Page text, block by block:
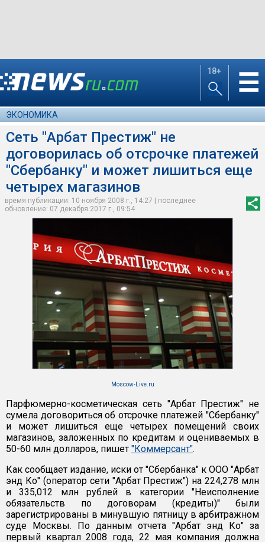
18+ ☰
ЭКОНОМИКА
Сеть "Арбат Престиж" не
договорилась об отсрочке платежей
"Сбербанку" и может лишиться еще
четырех магазинов
время публикации: 10 ноября 2008 г., 14:27 | последнее
обновление: 07 декабря 2017 г., 09:54
Moscow-Live.ru
Парфюмерно-косметическая сеть "Арбат Престиж" не
сумела договориться об отсрочке платежей "Сбербанку"
и может лишиться еще четырех помещений своих
магазинов, заложенных по кредитам и оцениваемых в
50-60 млн долларов, пишет "Коммерсант".
Как сообщает издание, иски от "Сбербанка" к ООО "Арбат
энд Ко" (оператор сети "Арбат Престиж") на 224,278 млн
и 335,012 млн рублей в категории "Неисполнение
обязательств по договорам (кредиты)" были
зарегистрированы в минувшую пятницу в арбитражном
суде Москвы. По данным отчета "Арбат энд Ко" за
первый квартал 2008 года, 22 мая компания должна